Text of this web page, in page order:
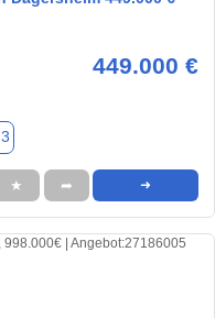
449.000 €
★ ➦ ➜